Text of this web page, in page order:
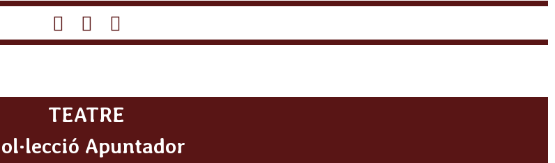
fa-fab fa-fas
bulk
fa-
TEATRE
Apuntador